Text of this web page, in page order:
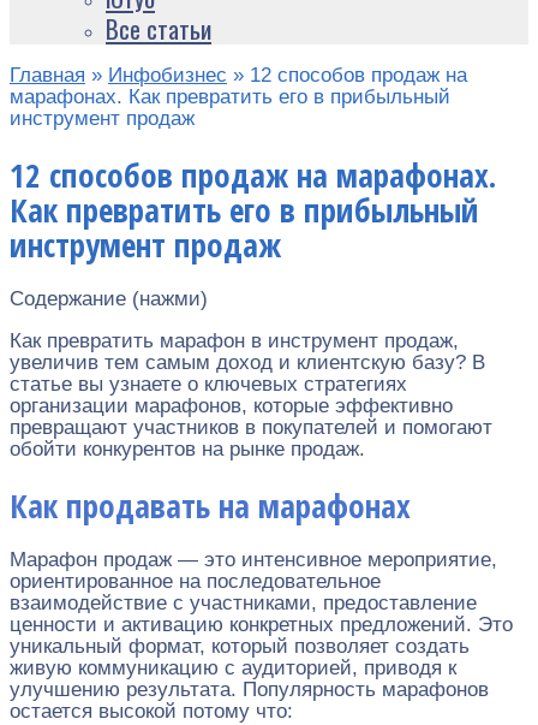
Все статьи
Главная » Инфобизнес » 12 способов продаж на
марафонах. Как превратить его в прибыльный
инструмент продаж
12 способов продаж на марафонах.
Как превратить его в прибыльный
инструмент продаж
Содержание (нажми)
Как превратить марафон в инструмент продаж,
увеличив тем самым доход и клиентскую базу? В
статье вы узнаете о ключевых стратегиях
организации марафонов, которые эффективно
превращают участников в покупателей и помогают
обойти конкурентов на рынке продаж.
Как продавать на марафонах
Марафон продаж — это интенсивное мероприятие,
ориентированное на последовательное
взаимодействие с участниками, предоставление
ценности и активацию конкретных предложений. Это
уникальный формат, который позволяет создать
живую коммуникацию с аудиторией, приводя к
улучшению результата. Популярность марафонов
остается высокой потому что: